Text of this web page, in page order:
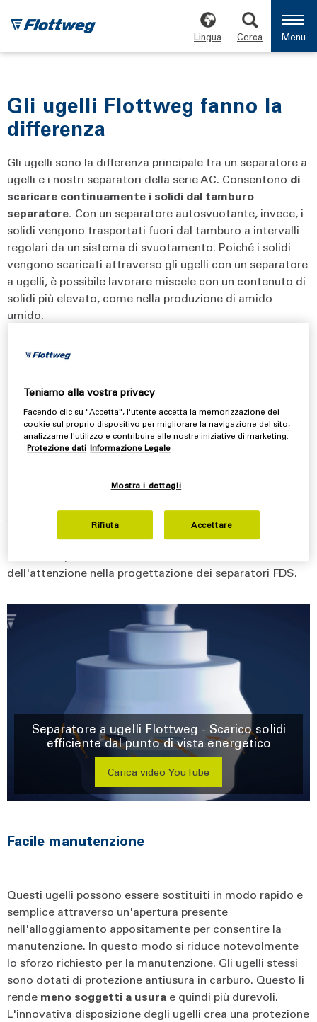
Lingua Cerca Menu
Gli ugelli Flottweg fanno la
differenza
Gli ugelli sono la differenza principale tra un separatore a
ugelli e i nostri separatori della serie AC. Consentono di
scaricare continuamente i solidi dal tamburo
separatore. Con un separatore autosvuotante, invece, i
solidi vengono trasportati fuori dal tamburo a intervalli
regolari da un sistema di svuotamento. Poiché i solidi
vengono scaricati attraverso gli ugelli con un separatore
a ugelli, è possibile lavorare miscele con un contenuto di
solidi più elevato, come nella produzione di amido
umido.
Come funzionano gli ugelli Flottweg?
Innanzitutto, il prodotto da separare entra nel tamburo
attraverso un tubo di ingresso. In questo tamburo ha
luogo la chiarificazione o separazione effettiva. I solidi si
spostano verso le aperture di scarico dei solidi
attraverso il pacco dischi a causa di una forza centrifuga
continuamente dal tamburo separatore a ugelli
modo significativo sull'intensità della manutenzione,
sulla flessibilità d'uso e sul consumo energetico.
dell'attenzione nella progettazione dei separatori FDS.
Separatore a ugelli Flottweg - Scarico solidi
efficiente dal punto di vista energetico
Carica video YouTube
Facile manutenzione
Questi ugelli possono essere sostituiti in modo rapido e
semplice attraverso un'apertura presente
nell'alloggiamento appositamente per consentire la
manutenzione. In questo modo si riduce notevolmente
lo sforzo richiesto per la manutenzione. Gli ugelli stessi
sono dotati di protezione antiusura in carburo. Questo li
rende meno soggetti a usura e quindi più durevoli.
L'innovativa disposizione degli ugelli crea una protezione
Teniamo alla vostra privacy
Facendo clic su "Accetta", l'utente accetta la memorizzazione dei
cookie sul proprio dispositivo per migliorare la navigazione del sito,
analizzarne l'utilizzo e contribuire alle nostre iniziative di marketing.
Protezione dati Informazione Legale
Mostra i dettagli
Rifiuta Accettare